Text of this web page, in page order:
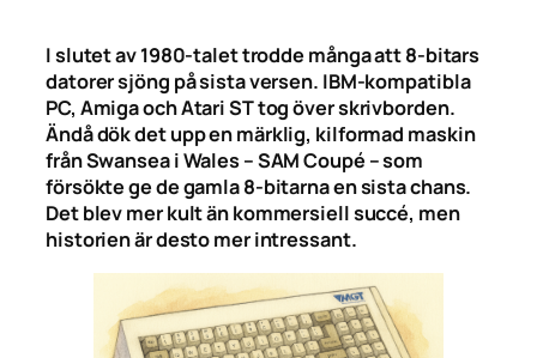
I slutet av 1980-talet trodde många att 8-bitars
datorer sjöng på sista versen. IBM-kompatibla
PC, Amiga och Atari ST tog över skrivborden.
Ändå dök det upp en märklig, kilformad maskin
från Swansea i Wales – SAM Coupé – som
försökte ge de gamla 8-bitarna en sista chans.
Det blev mer kult än kommersiell succé, men
historien är desto mer intressant.